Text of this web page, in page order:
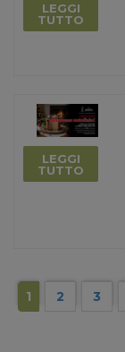
LEGGI
TUTTO
LEGGI
TUTTO
1 2 3